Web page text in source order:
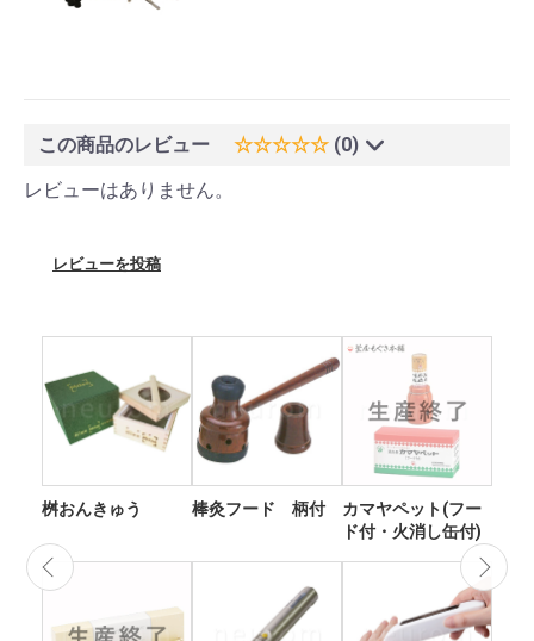
この商品のレビュー ☆☆☆☆☆ (0)
レビューはありません。
レビューを投稿
桝おんきゅう 棒灸フード 柄付
カマヤペット(フー
ド付・火消し缶付)